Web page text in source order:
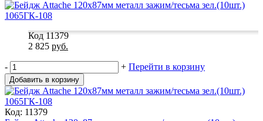
Код 11379
2 825 руб.
- + Перейти в корзину
Добавить в корзину
Код: 11379